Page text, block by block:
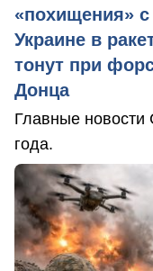
«похищения»
Украине в
тонут при
Донца
Главные новости
года.